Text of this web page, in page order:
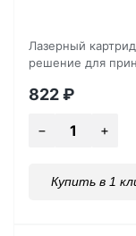
Лазерный
решение для
822₽
Купить в 1